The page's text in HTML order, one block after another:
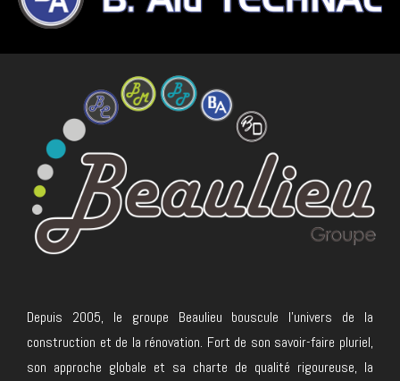
Depuis 2005, le groupe Beaulieu bouscule l’univers de la
construction et de la rénovation. Fort de son savoir-faire pluriel,
son approche globale et sa charte de qualité rigoureuse, la